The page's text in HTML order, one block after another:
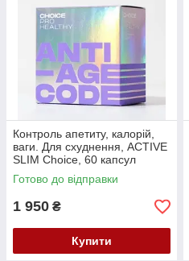
Контроль апетиту, калорій,
ваги. Для схуднення, ACTIVE
SLIM Choice, 60 капсул
Готово до відправки
1 950 ₴
Купити